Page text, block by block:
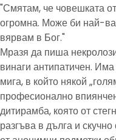
"Смятам, че човешката
огромна. Може би най-
вярвам в Бог."
Мразя да пиша
винаги антипатичен.
мига, в който някой
професионално
дитирамба, която от
разгъва в дълга и